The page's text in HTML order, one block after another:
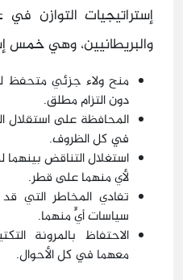
إستراتيجيات التوازن في
والبريطانيين، وهي خمس
منح ولاء جزئي متحفظ
دون التزام مطلق.
المحافظة على استقلال
في كل الظروف.
استغلال التناقض بينهما
لأي منهما على قطر.
تفادي المخاطر التي
سياسات أيٍّ منهما.
الاحتفاظ بالمرونة
معهما في كل الأحوال.